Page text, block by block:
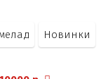
Новинки